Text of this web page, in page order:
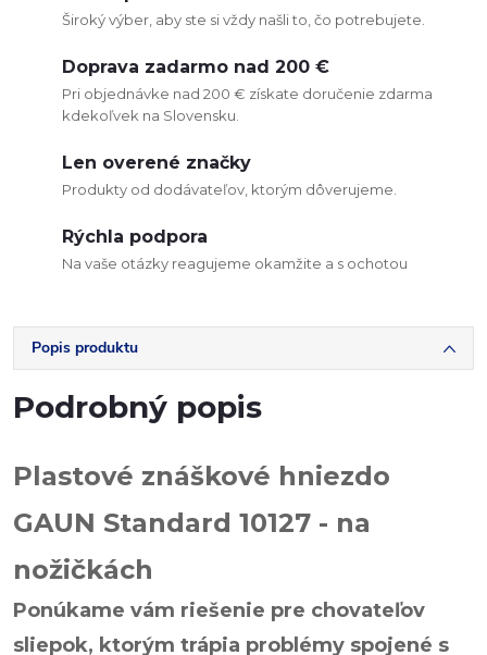
Široký výber, aby ste si vždy našli to, čo potrebujete.
Doprava zadarmo nad 200 €
Pri objednávke nad 200 € získate doručenie zdarma
kdekoľvek na Slovensku.
Len overené značky
Produkty od dodávateľov, ktorým dôverujeme.
Rýchla podpora
Na vaše otázky reagujeme okamžite a s ochotou
Popis produktu
Podrobný popis
Plastové znáškové hniezdo
GAUN Standard 10127 - na
nožičkách
Ponúkame vám riešenie pre chovateľov
sliepok, ktorým trápia problémy spojené s